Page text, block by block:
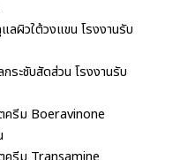
ผิวใต้วงแขน โรงงานรับ
ระชับสัดส่วน โรงงานรับ
ครีม Boeravinone